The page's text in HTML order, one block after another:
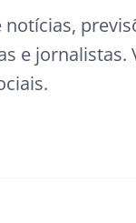
e jornalistas.